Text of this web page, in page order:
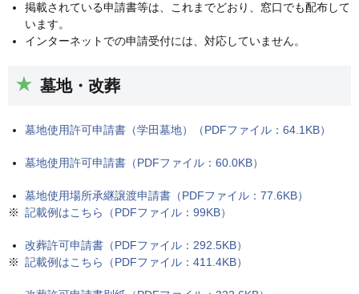
掲載されている申請書等は、これまでどおり、窓口でも配布して
います。
インターネットでの申請受付には、対応していません。
墓地・改葬
墓地使用許可申請書（学田墓地）（PDFファイル：64.1KB）
墓地使用許可申請書（PDFファイル：60.0KB）
墓地使用場所承継譲渡申請書（PDFファイル：77.6KB）
記載例はこちら（PDFファイル：99KB）
改葬許可申請書（PDFファイル：292.5KB）
記載例はこちら（PDFファイル：411.4KB）